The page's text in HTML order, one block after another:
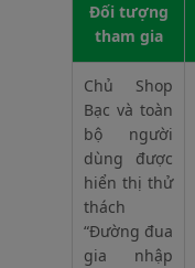
Đối tượng
tham gia
Chủ Shop
Bạc và toàn
bộ người
dùng được
hiển thị thử
thách
“Đường đua
gia nhập